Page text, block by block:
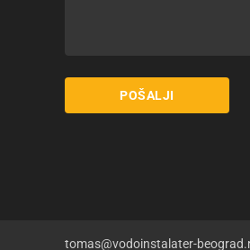
tomas@vodoinstalater-